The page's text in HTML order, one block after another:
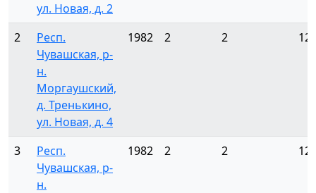
ул. Новая, д. 2
2
Респ.
Чувашская, р-
н.
Моргаушский,
д. Тренькино,
ул. Новая, д. 4
1982 2 2 12
3
Респ.
Чувашская, р-
н.
1982 2 2 12